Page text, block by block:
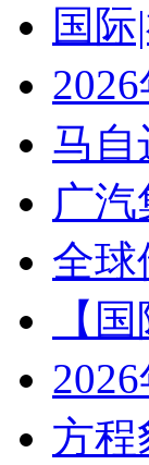
国
马自
广
全球
【
方程